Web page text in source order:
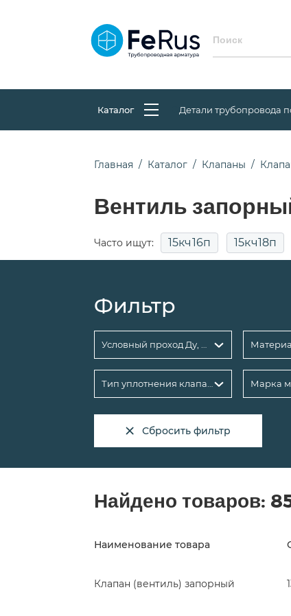
Каталог Детали трубопровода
Главная Каталог Клапаны
Вентиль
Часто ищут: 15кч16п 15кч18п
Сильфонные
Фильтр
Марка
Сбросить фильтр
Найдено товаров:
Наименование товара
Клапан (вентиль) запорный